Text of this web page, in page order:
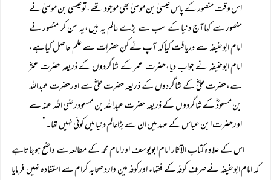
اس وقت منصور کے پاس عیسیٰ بن موسیٰ بھی موجود تھے،توعیسی بن موسیٰ نے
منصور سے کہاآج دنیا کے سب سے بڑے عالم یہ ہیں،یہ سن کر منصور نے
امام ابوحنیفہ سے دریافت کیاکہ آپ نے کن حضرات سے علم حاصل کیاہے،
امام ابوحنیفہ نے جواب دیا،حضرت عمر کے شاگردوں کے ذریعہ حضرت عمرؓ
سے،حضرت علیؓ کے شاگردوں کے ذریعہ حضرت علیؓ سے اورحضرت عبداللہ
بن مسعودؓ کے شاگردوں کے ذریعہ حضرت عبداللہ بن مسعودرضی اللہ عنہ سے
اورحضرت ابن عباس کے عہد میں ان سے بڑاعالم دنیا میں کوئی نہیں تھا۔”
اس کے علاوہ کتاب الآثار امام ابویوسف اورامام محمد کے مطالعہ سے واضح ہوجاتاہے
کہ امام ابوحنیفہ نے صرف کوفہ کے فقہاء اورکوفہ مین وارد صحابہ کرام سے استفادہ نہیں فرمایا